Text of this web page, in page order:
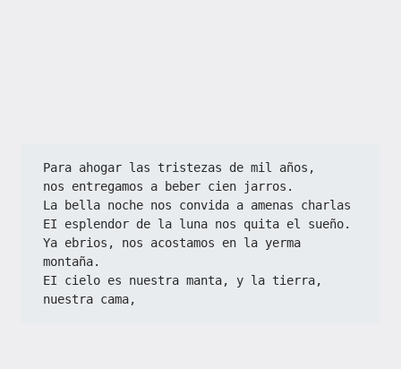
Para ahogar las tristezas de mil años,
nos entregamos a beber cien jarros.
La bella noche nos convida a amenas charlas
EI esplendor de la luna nos quita el sueño.
Ya ebrios, nos acostamos en la yerma
montaña.
EI cielo es nuestra manta, y la tierra,
nuestra cama,